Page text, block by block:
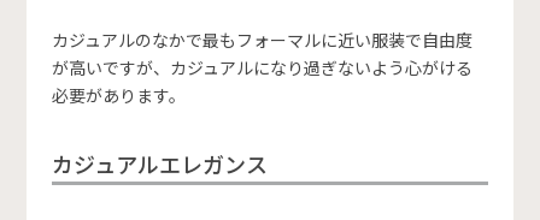
カジュアルのなかで最もフォーマルに近い服装で自由度
が高いですが、カジュアルになり過ぎないよう心がける
必要があります。
カジュアルエレガンス